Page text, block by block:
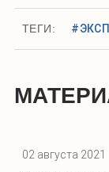
ТЕГИ:
02 августа 2021